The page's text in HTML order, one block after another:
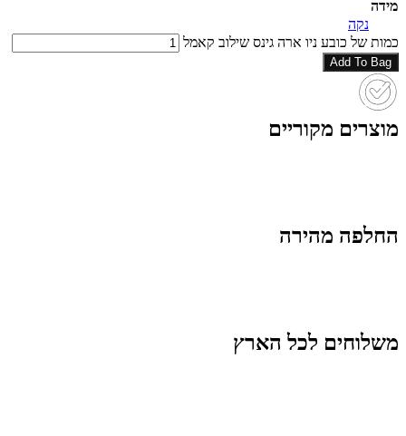
מידה
נקה
כמות של כובע ניו ארה גינס שילוב קאמל
Add To Bag
מוצרים מקוריים
החלפה מהירה
משלוחים לכל הארץ